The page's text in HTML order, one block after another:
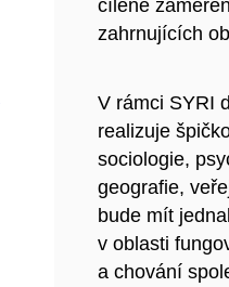
cíleně
zahrnujících
V rámci SYRI
realizuje
sociologie,
geografie,
bude mít
v oblasti
a chování